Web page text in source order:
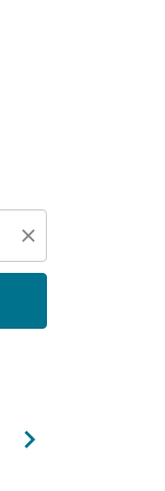
close
chevron_right